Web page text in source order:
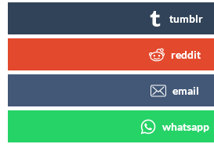
tumblr
reddit
email
whatsapp